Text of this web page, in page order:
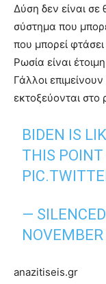
Δύση δεν είναι σε
σύστημα που
που μπορεί
Ρωσία είναι
Γάλλοι
εκτοξεύονται
BIDEN IS
THIS
—
anazitiseis.gr